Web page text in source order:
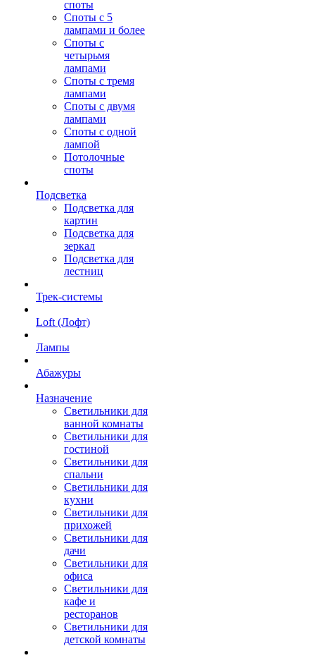
споты
Споты с 5
лампами и более
Споты с
четырьмя
лампами
Споты с тремя
лампами
Споты с двумя
лампами
Споты с одной
лампой
Потолочные
споты
Подсветка
Подсветка для
картин
Подсветка для
зеркал
Подсветка для
лестниц
Трек-системы
Loft (Лофт)
Лампы
Абажуры
Назначение
Светильники для
ванной комнаты
Светильники для
гостиной
Светильники для
спальни
Светильники для
кухни
Светильники для
прихожей
Светильники для
дачи
Светильники для
офиса
Светильники для
кафе и
ресторанов
Светильники для
детской комнаты